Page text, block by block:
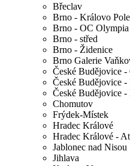
Břeclav
Brno - Královo Pole
Brno - OC Olympia
Brno - střed
Brno - Židenice
Brno Galerie
České Budějovice -
České Budějovice
České Budějovice
Chomutov
Frýdek-Místek
Hradec Králové
Hradec Králové -
Jablonec nad Nisou
Jihlava